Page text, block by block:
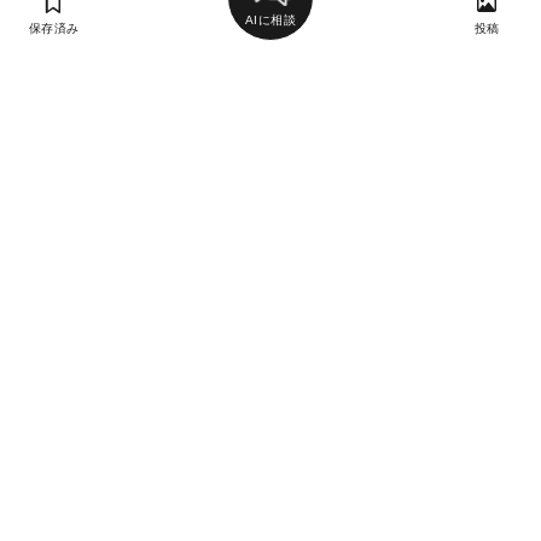
保存済み
AIに相談
投稿